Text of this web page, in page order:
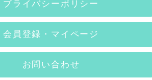
プライバシーポリシー
会員登録・マイページ
お問い合わせ